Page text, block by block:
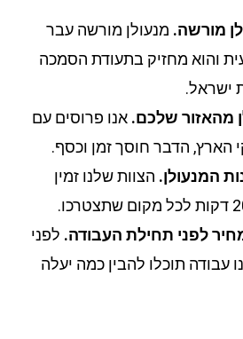
מנעולן מורשה עבר
מחזיק בתעודת הסמכה
שלכם.אנו פרוסים עם
הדבר חוסך זמן וכסף.
הצוות שלנו זמין
לפני תחילת העבודה.לפני
תוכלו להבין כמה יעלה